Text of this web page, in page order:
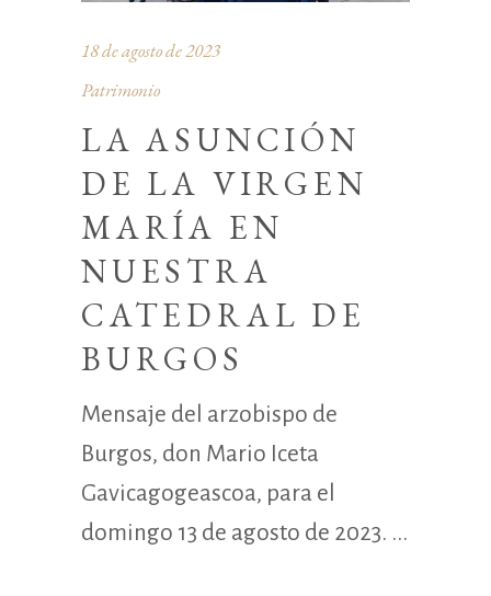
18 de agosto de 2023
Patrimonio
LA ASUNCIÓN
DE LA VIRGEN
MARÍA EN
NUESTRA
CATEDRAL DE
BURGOS
Mensaje del arzobispo de
Burgos, don Mario Iceta
Gavicagogeascoa, para el
domingo 13 de agosto de 2023.